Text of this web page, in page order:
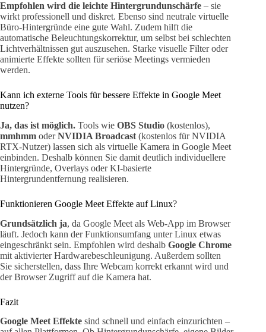
Empfohlen wird die leichte Hintergrundunschärfe – sie
wirkt professionell und diskret. Ebenso sind neutrale virtuelle
Büro-Hintergründe eine gute Wahl. Zudem hilft die
automatische Beleuchtungskorrektur, um selbst bei schlechten
Lichtverhältnissen gut auszusehen. Starke visuelle Filter oder
animierte Effekte sollten für seriöse Meetings vermieden
werden.
Kann ich externe Tools für bessere Effekte in Google Meet
nutzen?
Ja, das ist möglich. Tools wie OBS Studio (kostenlos),
mmhmm oderNVIDIA Broadcast (kostenlos für NVIDIA
RTX-Nutzer) lassen sich als virtuelle Kamera in Google Meet
einbinden. Deshalb können Sie damit deutlich individuellere
Hintergründe, Overlays oder KI-basierte
Hintergrundentfernung realisieren.
Funktionieren Google Meet Effekte auf Linux?
Grundsätzlich ja, da Google Meet als Web-App im Browser
läuft. Jedoch kann der Funktionsumfang unter Linux etwas
eingeschränkt sein. Empfohlen wird deshalb Google Chrome
mit aktivierter Hardwarebeschleunigung. Außerdem sollten
Sie sicherstellen, dass Ihre Webcam korrekt erkannt wird und
der Browser Zugriff auf die Kamera hat.
Fazit
Google Meet Effekte sind schnell und einfach einzurichten –